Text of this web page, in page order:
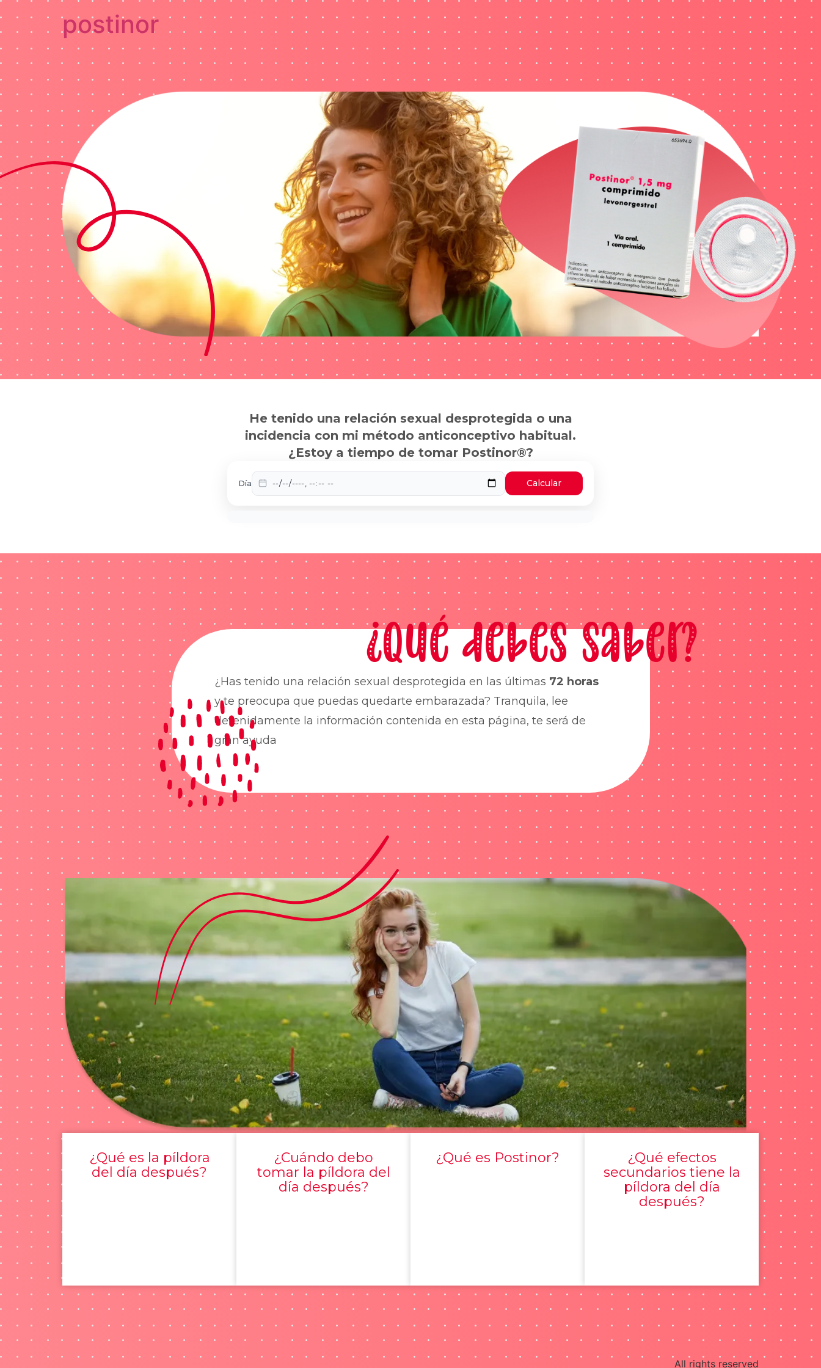
postinor
He tenido una relación sexual desprotegida o una
incidencia con mi método anticonceptivo habitual.
¿Estoy a tiempo de tomar Postinor®?
Día Calcular
¿Qué debes saber?
¿Has tenido una relación sexual desprotegida en las últimas 72 horas
y te preocupa que puedas quedarte embarazada? Tranquila, lee
detenidamente la información contenida en esta página, te será de
gran ayuda
¿Qué es la píldora
del día después?
¿Cuándo debo
tomar la píldora del
día después?
¿Qué es Postinor?
¿Qué efectos
secundarios tiene la
píldora del día
después?
All rights reserved